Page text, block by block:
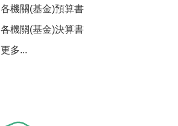
各機關(基金)預算書
各機關(基金)決算書
更多...